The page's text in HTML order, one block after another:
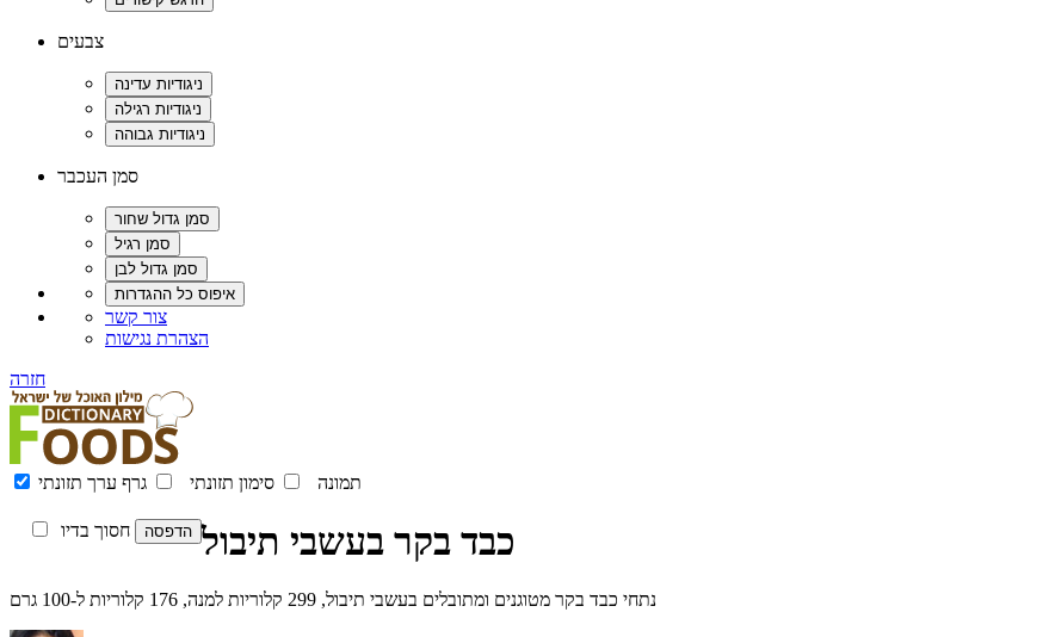
צבעים
סמן העכבר
צור קשר
הצהרת נגישות
חזרה
תמונה סימון תזונתי גרף ערך תזונתי
חסוך בדיו כבד בקר בעשבי תיבול
נתחי כבד בקר מטוגנים ומתובלים בעשבי תיבול, 299 קלוריות למנה, 176 קלוריות ל-100 גרם